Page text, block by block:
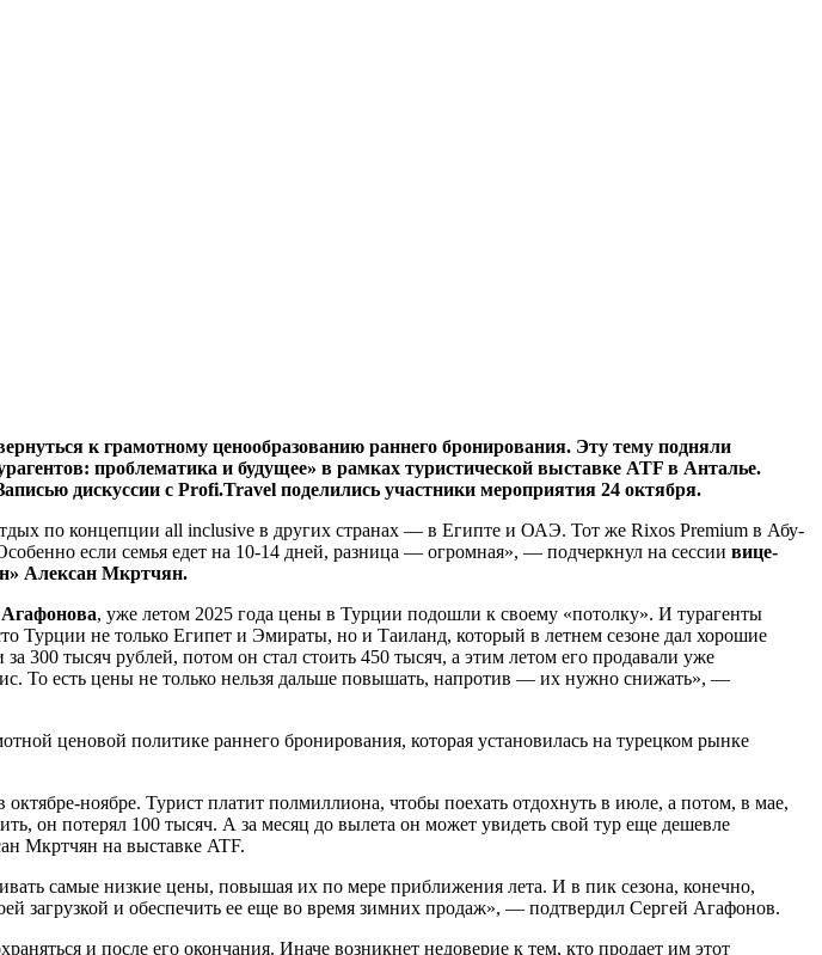
к грамотному ценообразованию раннего бронирования. Эту тему подняли
проблематика и будущее» в рамках туристической выставке ATF в Анталье.
дискуссии с Profi.Travel поделились участники мероприятия 24 октября.
по концепции all inclusive в других странах — в Египте и ОАЭ. Тот же Rixos Premium в Абу-
если семья едет на 10-14 дней, разница — огромная», — подчеркнул на сессии вице-
Алексан Мкртчян.
Агафонова, уже летом 2025 года цены в Турции подошли к своему «потолку». И турагенты
Турции не только Египет и Эмираты, но и Таиланд, который в летнем сезоне дал хорошие
тысяч рублей, потом он стал стоить 450 тысяч, а этим летом его продавали уже
То есть цены не только нельзя дальше повышать, напротив — их нужно снижать», —
ценовой политике раннего бронирования, которая установилась на турецком рынке
ноябре. Турист платит полмиллиона, чтобы поехать отдохнуть в июле, а потом, в мае,
он потерял 100 тысяч. А за месяц до вылета он может увидеть свой тур еще дешевле
Мкртчян на выставке ATF.
самые низкие цены, повышая их по мере приближения лета. И в пик сезона, конечно,
загрузкой и обеспечить ее еще во время зимних продаж», — подтвердил Сергей Агафонов.
и после его окончания. Иначе возникнет недоверие к тем, кто продает им этот